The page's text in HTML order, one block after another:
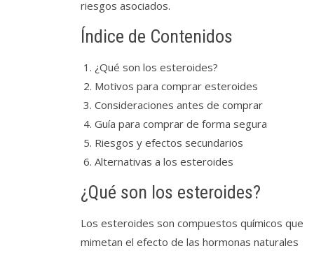
riesgos asociados.
Índice de Contenidos
¿Qué son los esteroides?
Motivos para comprar esteroides
Consideraciones antes de comprar
Guía para comprar de forma segura
Riesgos y efectos secundarios
Alternativas a los esteroides
¿Qué son los esteroides?
Los esteroides son compuestos químicos que
mimetan el efecto de las hormonas naturales